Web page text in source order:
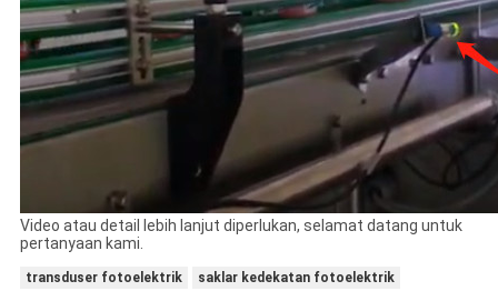
Video atau detail lebih lanjut diperlukan, selamat datang untuk
pertanyaan kami.
transduser fotoelektrik saklar kedekatan fotoelektrik